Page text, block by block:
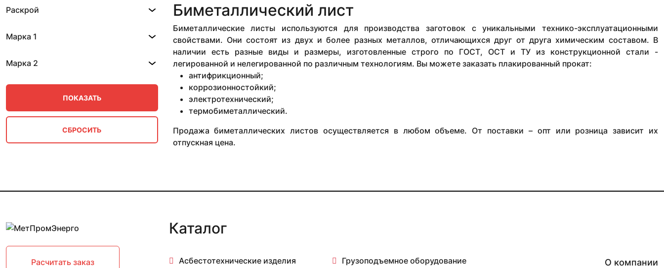
21 мм
24 мм
4 мм
9 мм
Раскрой
Марка 1
Марка 2
Биметаллический лист
Биметаллические листы используются для производства заготовок с уникальными технико-эксплуатационными
свойствами. Они состоят из двух и более разных металлов, отличающихся друг от друга химическим составом. В
наличии есть разные виды и размеры, изготовленные строго по ГОСТ, ОСТ и ТУ из конструкционной стали -
легированной и нелегированной по различным технологиям. Вы можете заказать плакированный прокат:
антифрикционный;
коррозионностойкий;
электротехнический;
термобиметаллический.
Продажа биметаллических листов осуществляется в любом объеме. От поставки – опт или розница зависит их
отпускная цена.
Расчитать заказ
Каталог
Асбестотехнические изделия Грузоподъемное оборудование О компании